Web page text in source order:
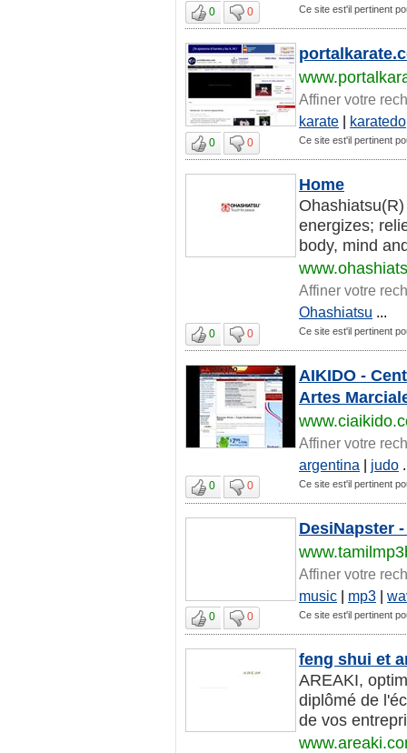
0 0 Ce site est'il pertinent
Affiner votre
karate | karatedo
0 0 Ce site est'il pertinent
Home
energizes;
body, mind
Affiner votre
Ohashiatsu ...
0 0 Ce site est'il pertinent
AIKIDO -
Artes
Affiner votre
argentina | judo
0 0 Ce site est'il pertinent
DesiNapster
Affiner votre
music | mp3 |
0 0 Ce site est'il pertinent
feng shui et
AREAKI,
diplômé de
de vos